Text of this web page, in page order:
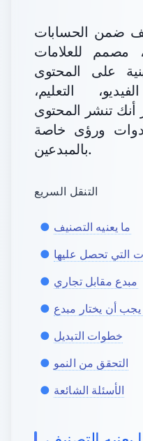
ضمن الحسابات
مصمم للعلامات
على المحتوى
التعليم،
أنك تنشر المحتوى
ورؤى خاصة
بالمبدعين.
التنقل السريع
ما يعنيه التصنيف
التي تحصل عليها
مبدع مقابل تجاري
أن يختار مبدع
خطوات التبديل
التحقق من النمو
الأسئلة الشائعة